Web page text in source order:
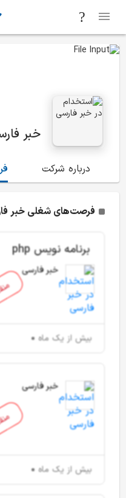
خبر
درباره شرکت
فرصت‌های شغلی خبر
برنامه نویس php
خبر فارسی
بیش از یک ماه
خبر فارسی
بیش از یک ماه